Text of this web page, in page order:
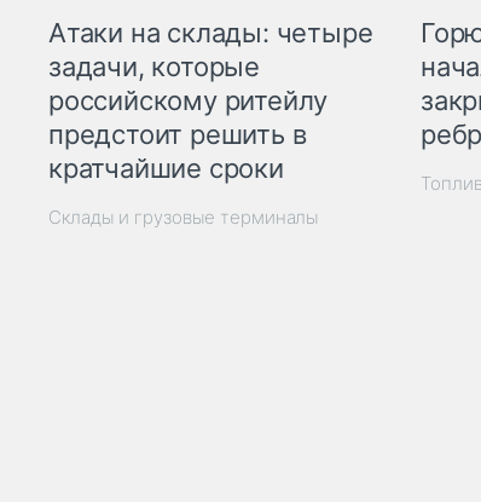
Атаки на склады: четыре
задачи, которые
российскому ритейлу
предстоит решить в
кратчайшие сроки
Склады и грузовые терминалы